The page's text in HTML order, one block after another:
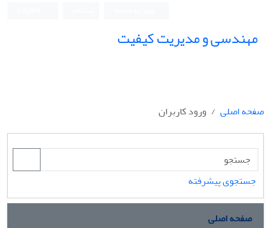
مهندسی و مدیریت کیفیت
صفحه اصلی ورود کاربران
جستجوی پیشرفته
صفحه اصلی